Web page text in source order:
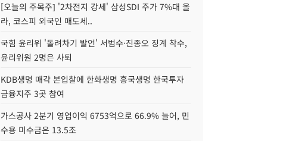
[오늘의 주목주] '2차전지 강세' 삼성SDI 주가 7%대 올
라, 코스피 외국인 매도세..
국힘 윤리위 '돌려차기 발언' 서범수·진종오 징계 착수,
윤리위원 2명은 사퇴
KDB생명 매각 본입찰에 한화생명 흥국생명 한국투자
금융지주 3곳 참여
가스공사 2분기 영업이익 6753억으로 66.9% 늘어, 민
수용 미수금은 13.5조